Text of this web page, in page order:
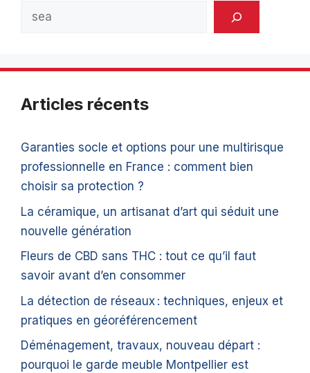
Articles récents
Garanties socle et options pour une multirisque
professionnelle en France : comment bien
choisir sa protection ?
La céramique, un artisanat d’art qui séduit une
nouvelle génération
Fleurs de CBD sans THC : tout ce qu’il faut
savoir avant d’en consommer
La détection de réseaux : techniques, enjeux et
pratiques en géoréférencement
Déménagement, travaux, nouveau départ :
pourquoi le garde meuble Montpellier est